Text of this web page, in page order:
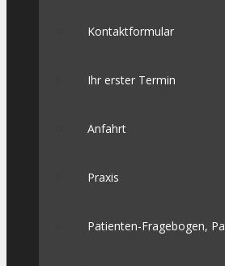
Kontaktformular
Ihr erster Termin
Anfahrt
Praxis
Patienten-Fragebogen,